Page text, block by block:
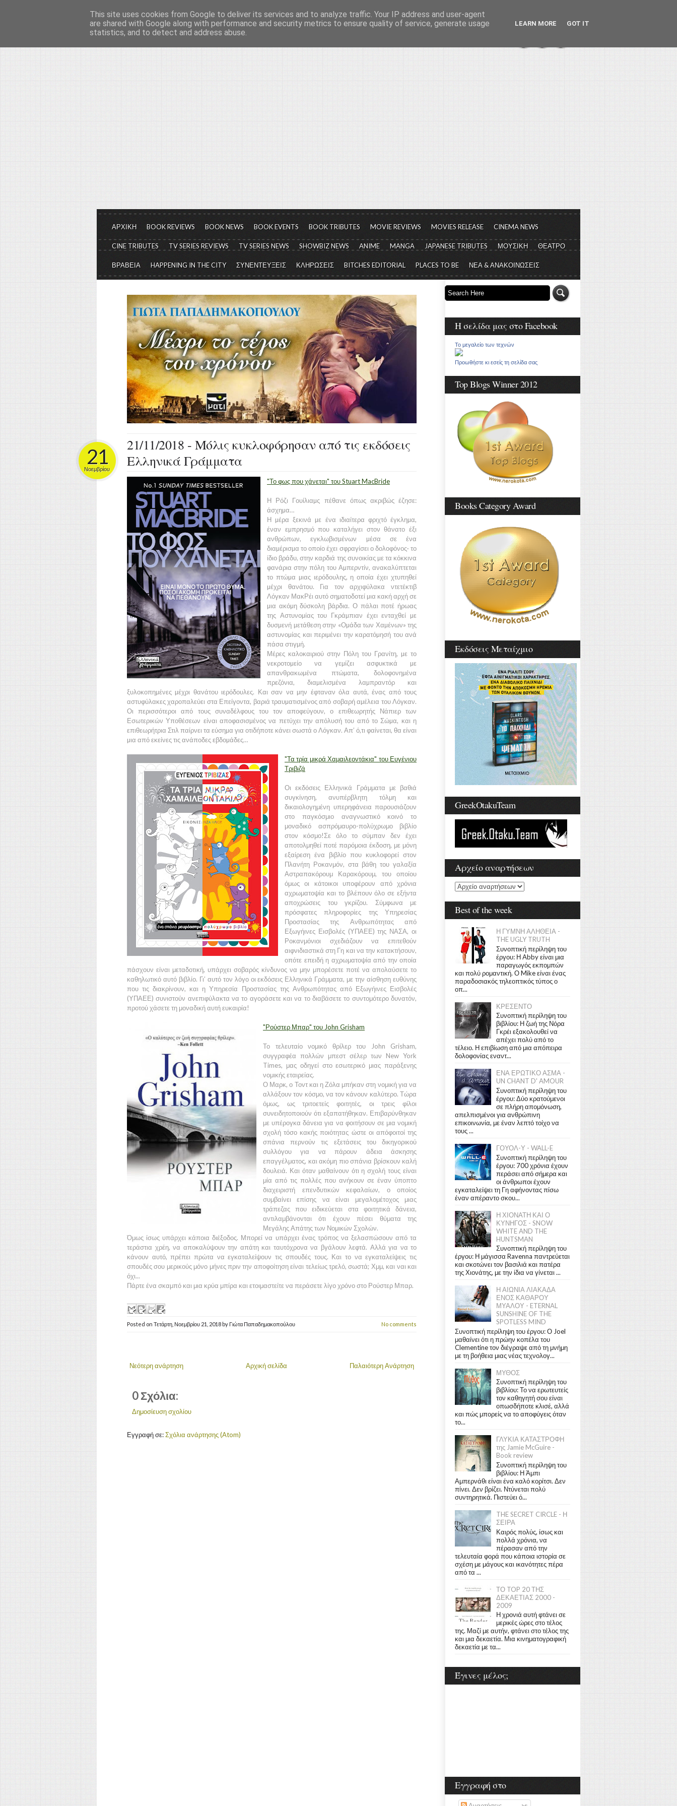
Το μεγαλείο των Τεχνών...
Είμαστε πάντα εδώ για να μιλάμε για τον πολιτισμό, σε κάθε του μορφή και έκταση...
ΑΡΧΙΚΗ BOOK REVIEWS BOOK NEWS BOOK EVENTS BOOK TRIBUTES MOVIE REVIEWS MOVIES RELEASE CINEMA NEWS
CINE TRIBUTES TV SERIES REVIEWS TV SERIES NEWS SHOWBIZ NEWS ANIME MANGA JAPANESE TRIBUTES ΜΟΥΣΙΚΗ ΘΕΑΤΡΟ
ΒΡΑΒΕΙΑ HAPPENING IN THE CITY ΣΥΝΕΝΤΕΥΞΕΙΣ ΚΛΗΡΩΣΕΙΣ BITCHES EDITORIAL PLACES TO BE ΝΕΑ & ΑΝΑΚΟΙΝΩΣΕΙΣ
21/11/2018 - Μόλις κυκλοφόρησαν από τις εκδόσεις
Ελληνικά Γράμματα
21
Νοεμβρίου
"Το φως που χάνεται" του Stuart MacBride
Η Ρόζι Γουίλιαµς πέθανε όπως ακριβώς έζησε:
άσχηµα…
Η µέρα ξεκινά µε ένα ιδιαίτερα φριχτό έγκληµα,
έναν εµπρησµό που καταλήγει στον θάνατο έξι
ανθρώπων, εγκλωβισµένων µέσα σε ένα
διαµέρισµα το οποίο έχει σφραγίσει ο δολοφόνος· το
ίδιο βράδυ, στην καρδιά της συνοικίας µε τα κόκκινα
φανάρια στην πόλη του Αµπερντίν, ανακαλύπτεται
το πτώµα µιας ιερόδουλης, η οποία έχει χτυπηθεί
µέχρι θανάτου. Για τον αρχιφύλακα ντετέκτιβ
Λόγκαν ΜακΡέι αυτό σηµατοδοτεί µια κακή αρχή σε
µια ακόµη δύσκολη βάρδια. Ο πάλαι ποτέ ήρωας
της Αστυνοµίας του Γκράµπιαν έχει ενταχθεί µε
δυσµενή µετάθεση στην «Οµάδα των Χαµένων» της
αστυνοµίας και περιµένει την καρατόµησή του ανά
πάσα στιγµή.
Μέρες καλοκαιριού στην Πόλη του Γρανίτη, µε το
νεκροτοµείο να γεµίζει ασφυκτικά µε
απανθρακωµένα πτώµατα, δολοφονηµένα
πρεζόνια, διαµελισµένα λαµπραντόρ και
ξυλοκοπηµένες µέχρι θανάτου ιερόδουλες. Και σαν να µην έφταναν όλα αυτά, ένας από τους
αστυφύλακες χαροπαλεύει στα Επείγοντα, βαριά τραυµατισµένος από σοβαρή αµέλεια του Λόγκαν.
Οι περισσότεροι από τους συναδέλφους του τον αποφεύγουν, ο επιθεωρητής Νάπιερ των
Εσωτερικών Υποθέσεων είναι αποφασισµένος να πετύχει την απόλυσή του από το Σώµα, και η
επιθεω­ρήτρια Στιλ παίρνει τα εύσηµα για οτιδήποτε κάνει σωστά ο Λόγκαν. Απ’ ό,τι φαίνεται, θα είναι
µια από εκείνες τις ανάποδες εβδοµάδες…
"Τα τρία μικρά Χαμαιλεοντάκια" του Ευγένιου
Τριβιζά
Οι εκδόσεις Ελληνικά Γράμματα με βαθιά
συγκίνηση, ανυπέρβλητη τόλμη και
δικαιολογημένη υπερηφάνεια παρουσιάζουν
στο παγκόσμιο αναγνωστικό κοινό το
μοναδικό ασπρόμαυρο-πολύχρωμο βιβλίο
στον κόσμο!Σε όλο το σύμπαν δεν έχει
αποτολμηθεί ποτέ παρόμοια έκδοση, με μόνη
εξαίρεση ένα βιβλίο που κυκλοφορεί στον
Πλανήτη Ροκανμόν, στα βάθη του γαλαξία
Αστραπακόρουμ Καρακόρουμ, του οποίου
όμως οι κάτοικοι υποφέρουν από χρόνια
αχρωματοψία και το βλέπουν όλο σε εξήντα
αποχρώσεις του γκρίζου. Σύμφωνα με
πρόσφατες πληροφορίες της Υπηρεσίας
Προστασίας της Ανθρωπότητας από
Εξωγήινες Εισβολές (ΥΠΑΕΕ) της ΝΑΣΑ, οι
Ροκανμόνιοι σχεδιάζουν να επιτεθούν
αιφνιδιαστικά στη Γη και να την κατακτήσουν,
οπότε επειδή η αχρωματοψία από την οποία
πάσχουν είναι μεταδοτική, υπάρχει σοβαρός κίνδυνος να μην μπορέσετε ποτέ να απολαύσετε το
καθηλωτικό αυτό βιβλίο. Γι’ αυτό τον λόγο οι εκδόσεις Ελληνικά Γράμματα, με την αίσθηση ευθύνης
που τις διακρίνουν, και η Υπηρεσία Προστασίας της Ανθρωπότητας από Εξωγήινες Εισβολές
(ΥΠΑΕΕ) συνιστούν ανεπιφύλακτα να το αγοράσετε και να το διαβάσετε το συντομότερο δυνατόν,
προτού χάσετε τη μοναδική αυτή ευκαιρία!
"Ρούστερ Μπαρ" του John Grisham
Το τελευταίο νομικό θρίλερ του John Grisham,
συγγραφέα πολλών μπεστ σέλερ των New York
Times, μας οδηγεί στο εσωτερικό μιας παράξενης
νομικής εταιρείας.
Ο Μαρκ, ο Τοντ και η Ζόλα μπήκαν στη νομική για να
αλλάξουν τον κόσμο, να τον κάνουν καλύτερο. Τώρα
όμως, ως τριτοετείς φοιτητές, οι τρεις φίλοι
συνειδητοποιούν ότι εξαπατήθηκαν. Επιβαρύνθηκαν
με υπέρογκα δάνεια για να φοιτήσουν σε μια νομική
σχολή τόσο κακής ποιότητας ώστε οι απόφοιτοί της
σπάνια περνούν τις εξετάσεις του δικηγορικού
συλλόγου για να πάρουν άδεια άσκησης
επαγγέλματος, και ακόμη πιο σπάνια βρίσκουν καλή
δουλειά. Και όταν μαθαίνουν ότι η σχολή τους είναι
μία από τις πολλές που ανήκουν σε έναν ύποπτο
διαχειριστή επενδυτικών κεφαλαίων, ο οποίος
συμβαίνει επίσης να είναι μεγαλομέτοχος μιας
τράπεζας που ειδικεύεται στα φοιτητικά δάνεια,
αντιλαμβάνονται ότι έχουν πέσει θύματα της
Μεγάλης Απάτης των Νομικών Σχολών.
Όμως ίσως υπάρχει κάποια διέξοδος. Μπορεί να υπάρχει ένας τρόπος να ξελασπώσουν από τα
τεράστια χρέη, να αποκαλύψουν την απάτη και ταυτόχρονα να βγάλουν λεφτά. Αλλά για να το
κάνουν αυτό, πρέπει πρώτα να εγκαταλείψουν τις σπουδές τους. Και το να εγκαταλείψεις τις
σπουδές σου μερικούς μόνο μήνες πριν την αποφοίτηση είναι τελείως τρελό, σωστά; Χμμ, και ναι και
όχι...
Πάρτε ένα σκαμπό και μια κρύα μπίρα και ετοιμαστείτε να περάσετε λίγο χρόνο στο Ρούστερ Μπαρ.
Posted on Τετάρτη, Νοεμβρίου 21, 2018 by Γιώτα Παπαδημακοπούλου No comments
Νεότερη ανάρτηση Παλαιότερη Ανάρτηση
Αρχική σελίδα
0 Σχόλια:
Δημοσίευση σχολίου
Εγγραφή σε:Σχόλια ανάρτησης (Atom)
Η σελίδα μας στο Facebook
Το μεγαλείο των τεχνών
Προωθήστε κι εσείς τη σελίδα σας
Top Blogs Winner 2012
Books Category Award
Εκδόσεις Μεταίχμιο
GreekOtakuTeam
Αρχείο αναρτήσεων
Best of the week
Η ΓΥΜΝΗ ΑΛΗΘΕΙΑ -
THE UGLY TRUTH
Συνοπτική περίληψη του
έργου: Η Abby είναι μια
παραγωγός εκπομπών
και πολύ ρομαντική. Ο Mike είναι ένας
παραδοσιακός τηλεοπτικός τύπος ο
οπ...
ΚΡΕΣΕΝΤΟ
Συνοπτική περίληψη του
βιβλίου: Η ζωή της Νόρα
Γκρέι εξακολουθεί να
απέχει πολύ από το
τέλειο. Η επιβίωση από μια απόπειρα
δολοφονίας εναντ...
ΕΝΑ ΕΡΩΤΙΚΟ ΑΣΜΑ -
UN CHANT D' AMOUR
Συνοπτική περίληψη του
έργου: Δύο κρατούμενοι
σε πλήρη απομόνωση,
απελπισμένοι για ανθρώπινη
επικοινωνία, με έναν λεπτό τοίχο να
τους ...
ΓΟΥΟΛ-Υ - WALL-E
Συνοπτική περίληψη του
έργου: 700 χρόνια έχουν
περάσει από σήμερα και
οι άνθρωποι έχουν
εγκαταλείψει τη Γη αφήνοντας πίσω
έναν απέραντο σκου...
Η ΧΙΟΝΑΤΗ ΚΑΙ Ο
ΚΥΝΗΓΟΣ - SNOW
WHITE AND THE
HUNTSMAN
Συνοπτική περίληψη του
έργου: Η μάγισσα Ravenna παντρεύεται
και σκοτώνει τον βασιλιά και πατέρα
της Χιονάτης, με την ίδια να γίνεται ...
Η ΑΙΩΝΙΑ ΛΙΑΚΑΔΑ
ΕΝΟΣ ΚΑΘΑΡΟΥ
ΜΥΑΛΟΥ - ETERNAL
SUNSHINE OF THE
SPOTLESS MIND
Συνοπτική περίληψη του έργου: Ο Joel
μαθαίνει ότι η πρώην κοπέλα του
Clementine τον διέγραψε από τη μνήμη
με τη βοήθεια μιας νέας τεχνολογ...
ΜΥΘΟΣ
Συνοπτική περίληψη του
βιβλίου: Το να ερωτευτείς
τον καθηγητή σου είναι
οπωσδήποτε κλισέ, αλλά
και πώς μπορείς να το αποφύγεις όταν
το...
ΓΛΥΚΙΑ ΚΑΤΑΣΤΡΟΦΗ
της Jamie McGuire -
Book review
Συνοπτική περίληψη του
βιβλίου: Η Άμπι
Αμπερνάθι είναι ένα καλό κορίτσι. Δεν
πίνει. Δεν βρίζει. Ντύνεται πολύ
συντηρητικά. Πιστεύει ό...
THE SECRET CIRCLE - Η
ΣΕΙΡΑ
Καιρός πολύς, ίσως και
πολλά χρόνια, να
πέρασαν από την
τελευταία φορά που κάποια ιστορία σε
σχέση με μάγους και ικανότητες πέρα
από τα ...
ΤΟ TOP 20 ΤΗΣ
ΔΕΚΑΕΤΙΑΣ 2000 -
2009
Η χρονιά αυτή φτάνει σε
μερικές ώρες στο τέλος
της. Μαζί με αυτήν, φτάνει στο τέλος της
και μια δεκαετία. Μια κινηματογραφική
δεκαετία με τα...
Έγινες μέλος;
Εγγραφή στο
This site uses cookies from Google to deliver its services and to analyze traffic. Your IP address and user-agent
are shared with Google along with performance and security metrics to ensure quality of service, generate usage
statistics, and to detect and address abuse.
LEARN MORE GOT IT